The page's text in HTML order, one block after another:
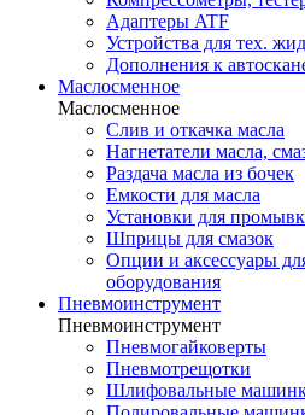
Адаптеры ATF
Устройства для тех.
Дополнения к
Маслосменное
Маслосменное
Слив и откачка масла
Нагнетатели масла,
Раздача масла из бочек
Емкости для масла
Установки для
Шприцы для смазок
Опции и аксессуары
оборудования
Пневмоинструмент
Пневмоинструмент
Пневмогайковерты
Пневмотрещотки
Шлифовальные